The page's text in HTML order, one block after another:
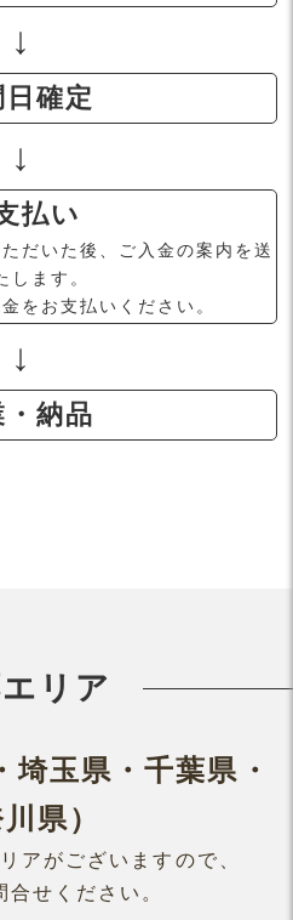
確定
払い
だいた後、ご入金の案内を送
します。
をお支払いください。
・納品
リア
埼玉県・千葉県・
県）
アがございますので、
合せください。